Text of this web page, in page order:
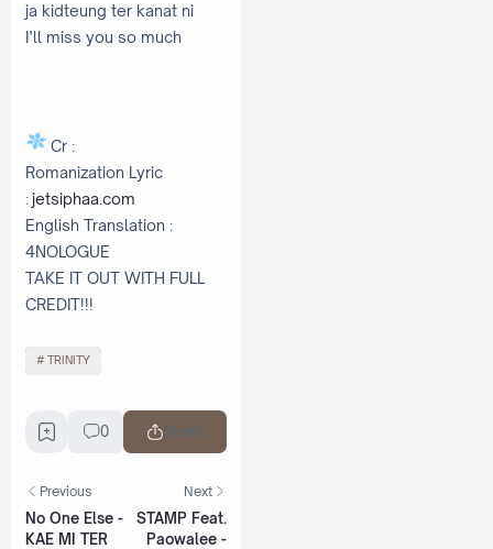
ja kidteung ter kanat ni
I’ll miss you so much
Cr :
Romanization Lyric
:jetsiphaa.com
English Translation :
4NOLOGUE
TAKE IT OUT WITH FULL
CREDIT!!!
TRINITY
0 Share
Previous
No One Else -
KAE MI TER
Next
STAMP Feat.
Paowalee -